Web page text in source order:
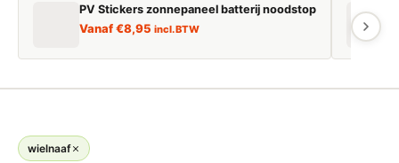
PV Stickers zonnepaneel batterij noodstop
Vanaf€8,95 incl. BTW
wielnaaf